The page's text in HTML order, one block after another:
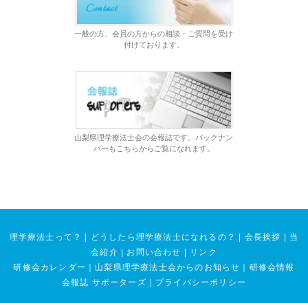
一般の方、会員の方からの相談・ご質問を受け
付けております。
山梨県理学療法士会の会報誌です。バックナン
バーもこちらからご覧になれます。
理学療法士って？ どうしたら理学療法士になれるの？ 会長挨拶
当
会紹介
お問い合わせ
リンク
研修会カレンダー
山梨県理学療法士会からのお知らせ
研修会情報
会報誌 サポーターズ
プライバシーポリシー